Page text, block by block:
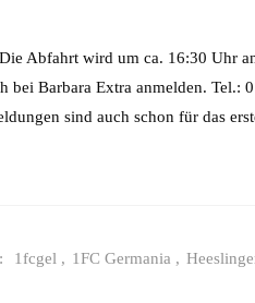
Abfahrt wird um ca. 16:30 Uhr
bei Barbara Extra anmelden. Tel.:
sind auch schon für das
1fcgel , 1FC Germania ,